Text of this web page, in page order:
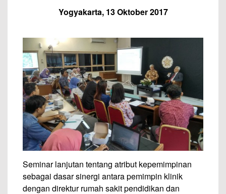
Yogyakarta, 13 Oktober 2017
Seminar lanjutan tentang atribut kepemimpinan
sebagai dasar sinergi antara pemimpin klinik
dengan direktur rumah sakit pendidikan dan